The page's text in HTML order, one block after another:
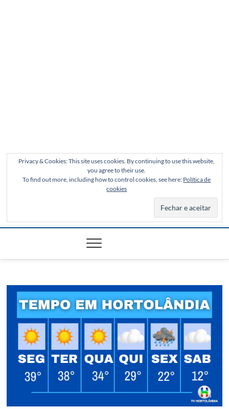
Privacy & Cookies: This site uses cookies. By continuing to use this website,
you agree to their use.
To find out more, including how to control cookies, see here: Política de
cookies